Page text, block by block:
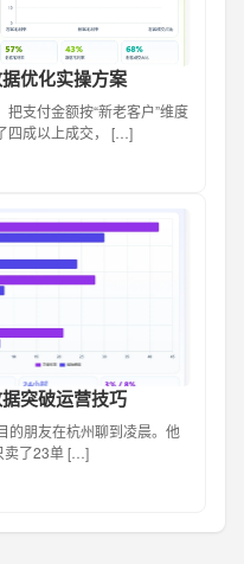
优化实操方案
支付金额按“新老客户”维度
四成以上成交， […]
突破运营技巧
的朋友在杭州聊到凌晨。他
卖了23单 […]